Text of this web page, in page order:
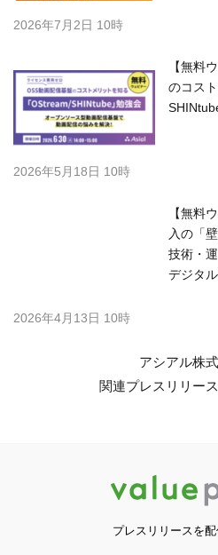
2026年7月2日 10時
【無料
のコス
2026年5月18日 10時
【無料
入の「
技術・
デジタ
2026年4月13日 10時
アシアル株
関連プレスリリー
プレスリリースを